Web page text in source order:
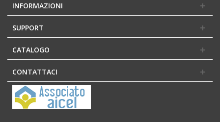
INFORMAZIONI
SUPPORT
CATALOGO
CONTATTACI